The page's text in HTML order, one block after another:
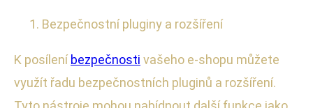
Bezpečnostní pluginy a rozšíření
K posíleníbezpečnosti vašeho e-shopu můžete
využít řadu bezpečnostních pluginů a rozšíření.